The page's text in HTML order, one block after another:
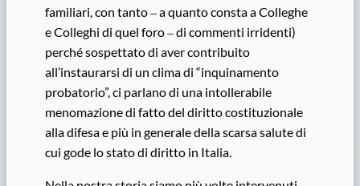
familiari, con tanto ‒ a quanto consta a Colleghe
e Colleghi di quel foro ‒ di commenti irridenti)
perché sospettato di aver contribuito
all’instaurarsi di un clima di “inquinamento
probatorio”, ci parlano di una intollerabile
menomazione di fatto del diritto costituzionale
alla difesa e più in generale della scarsa salute di
cui gode lo stato di diritto in Italia.